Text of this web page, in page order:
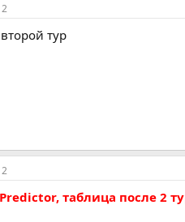
тур
таблица после 2